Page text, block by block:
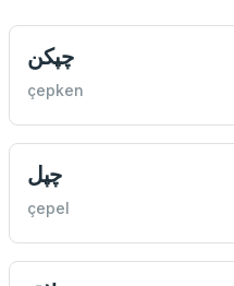
چپكن
çepken
چپل
çepel